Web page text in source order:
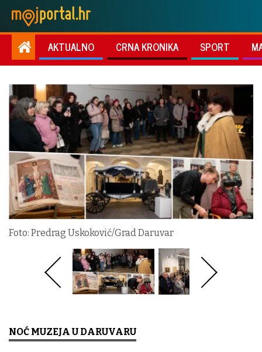
AKTUALNO CRNA KRONIKA SPORT
Foto: Predrag Uskoković/Grad Daruvar
NOĆ MUZEJA U DARUVARU